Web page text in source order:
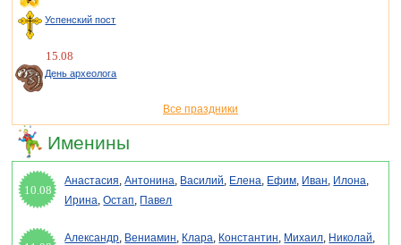
Успенский пост
15.08
День археолога
Все праздники
Именины
10.08
Анастасия,Антонина, Василий, Елена, Ефим, Иван, Илона,
Ирина,Остап, Павел
Александр, Вениамин, Клара, Константин, Михаил, Николай,